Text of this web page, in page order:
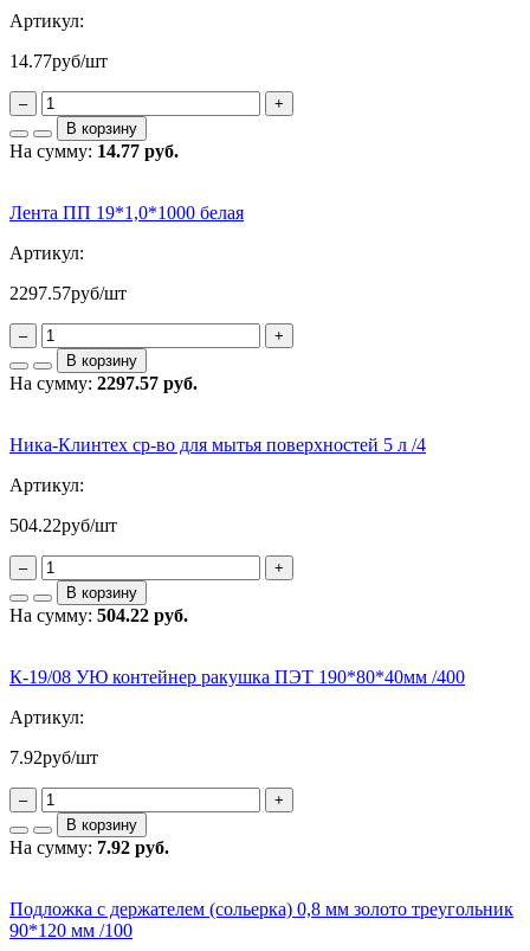
Артикул:
14.77руб/шт
–
+
В корзину
На сумму: 14.77 руб.
Лента ПП 19*1,0*1000 белая
Артикул:
2297.57руб/шт
–
+
В корзину
На сумму: 2297.57 руб.
Ника-Клинтех ср-во для мытья поверхностей 5 л /4
Артикул:
504.22руб/шт
–
+
В корзину
На сумму: 504.22 руб.
К-19/08 УЮ контейнер ракушка ПЭТ 190*80*40мм /400
Артикул:
7.92руб/шт
–
+
В корзину
На сумму: 7.92 руб.
Подложка с держателем (сольерка) 0,8 мм золото треугольник
90*120 мм /100